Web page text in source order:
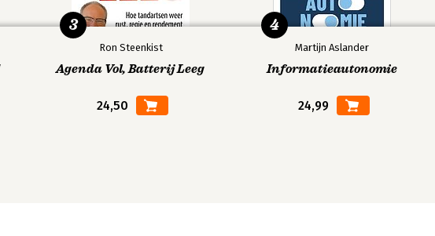
Ron Steenkist
Agenda Vol, Batterij Leeg
24,50
3
Martijn Aslander
Informatieautonomie
24,99
4